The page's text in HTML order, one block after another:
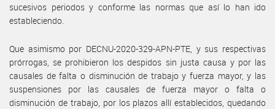
sucesivos periodos y conforme las normas que así lo han ido
estableciendo.
Que asimismo por DECNU-2020-329-APN-PTE, y sus respectivas
prórrogas, se prohibieron los despidos sin justa causa y por las
causales de falta o disminución de trabajo y fuerza mayor, y las
suspensiones por las causales de fuerza mayor o falta o
disminución de trabajo, por los plazos allí establecidos, quedando